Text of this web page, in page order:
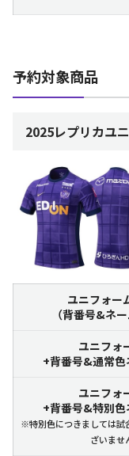
予約対象商品
2025レプリカユ
ユニフォー
（背番号&ネー
ユニフォ
+背番号&通常色
ユニフォ
+背番号&特別色
※特別色につきましては試
ざいませ